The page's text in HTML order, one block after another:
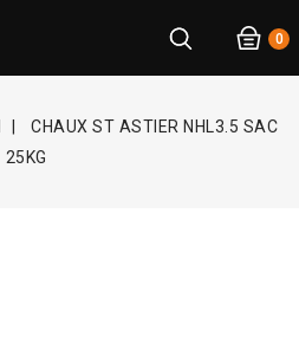
0
CHAUX ST ASTIER NHL3.5 SAC
25KG